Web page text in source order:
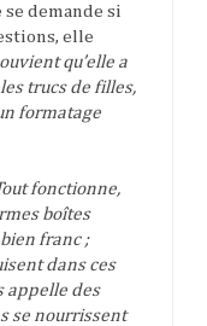
demande si
elle
qu’elle a
trucs de filles,
formatage
fonctionne,
boîtes
franc ;
dans ces
appelle des
se nourrissent